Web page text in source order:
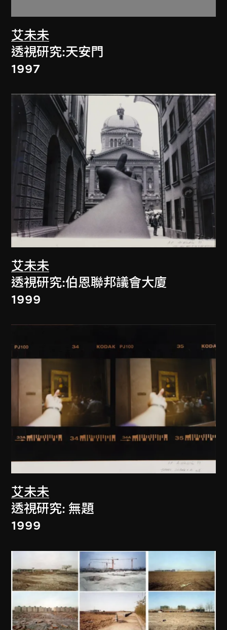
艾未未
透視研究:天安門
1997
艾未未
透視研究:伯恩聯邦議會大廈
1999
艾未未
透視研究: 無題
1999